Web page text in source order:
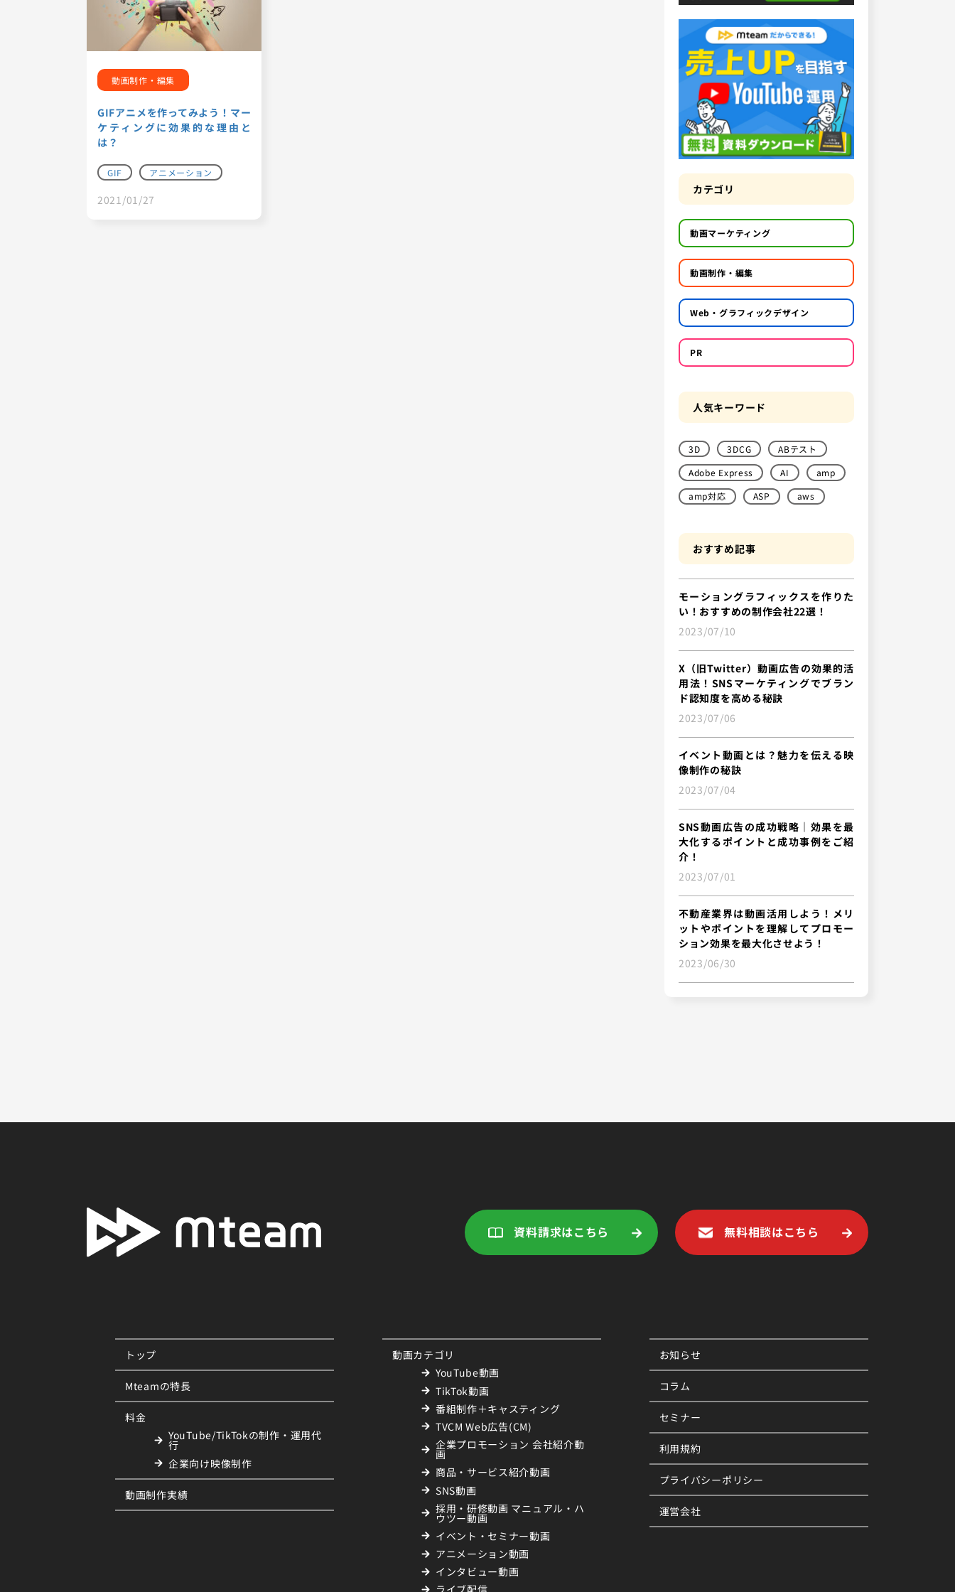
動画制作・編集
GIFアニメを作ってみよう！マー
ケティングに効果的な理由と
は？
GIF アニメーション
2021/01/27
カテゴリ
動画マーケティング
動画制作・編集
Web・グラフィックデザイン
PR
人気キーワード
3D 3DCG
ABテスト
Adobe Express
AI
amp
amp対応
ASP aws
おすすめ記事
モーショングラフィックスを作りた
い！おすすめの制作会社22選！
2023/07/10
X（旧Twitter）動画広告の効果的活
用法！SNSマーケティングでブラン
ド認知度を高める秘訣
2023/07/06
イベント動画とは？魅力を伝える映
像制作の秘訣
2023/07/04
SNS動画広告の成功戦略｜効果を最
大化するポイントと成功事例をご紹
介！
2023/07/01
不動産業界は動画活用しよう！メリ
ットやポイントを理解してプロモー
ション効果を最大化させよう！
2023/06/30
資料請求はこちら 無料相談はこちら
トップ
Mteamの特長
料金
YouTube/TikTokの制作・運用代
行
企業向け映像制作
動画制作実績
動画カテゴリ
YouTube動画
TikTok動画
番組制作＋キャスティング
TVCM Web広告(CM)
企業プロモーション 会社紹介動
画
商品・サービス紹介動画
SNS動画
採用・研修動画 マニュアル・ハ
ウツー動画
イベント・セミナー動画
アニメーション動画
インタビュー動画
お知らせ
コラム
セミナー
利用規約
プライバシーポリシー
運営会社